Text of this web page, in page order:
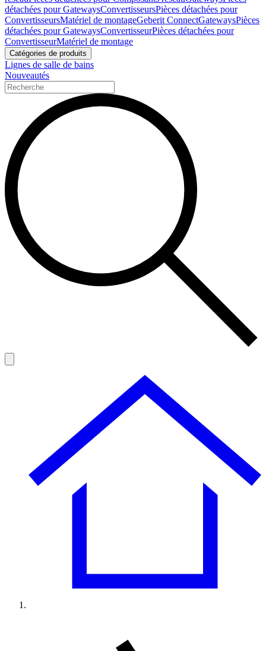
détachées pour GatewaysConvertisseursPièces détachées pour
ConvertisseursMatériel de montageGeberit ConnectGatewaysPièces
détachées pour GatewaysConvertisseurPièces détachées pour
ConvertisseurMatériel de montage
Catégories de produits
Lignes de salle de bains
Nouveautés